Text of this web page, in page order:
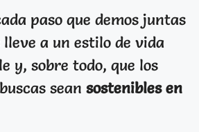
paso que demos juntas
a un estilo de vida
y, sobre todo, que los
sean sostenibles en